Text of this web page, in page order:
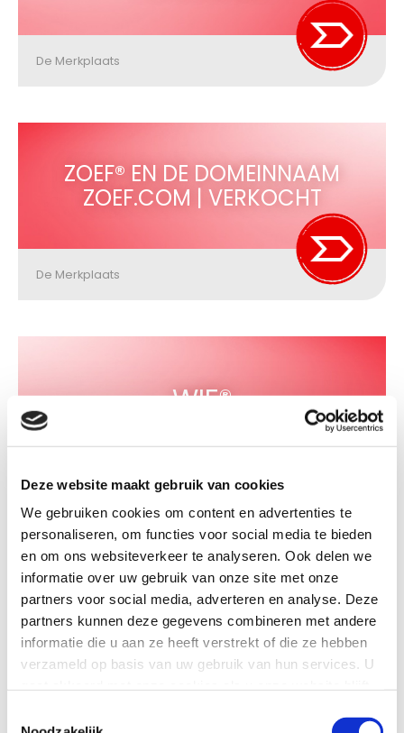
Deze website maakt gebruik van cookies
We gebruiken cookies om content en advertenties te
personaliseren, om functies voor social media te bieden
en om ons websiteverkeer te analyseren. Ook delen we
informatie over uw gebruik van onze site met onze
partners voor social media, adverteren en analyse. Deze
partners kunnen deze gegevens combineren met andere
informatie die u aan ze heeft verstrekt of die ze hebben
verzameld op basis van uw gebruik van hun services. U
De Merkplaats
ZOEF® EN DE DOMEINNAAM
ZOEF.COM | VERKOCHT
De Merkplaats
WIF®
De Merkplaats
DE RODE METHODE®